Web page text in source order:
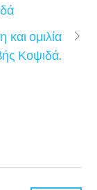
ομιλία
Κοψιδά.